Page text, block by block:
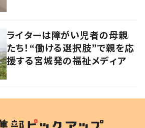
ライターは障がい児者の母親
たち！“働ける選択肢”で親を応
援する宮城発の福祉メディア